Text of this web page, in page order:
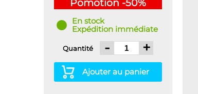
Pomotion -50%
En stock
Expédition immédiate
Quantité - +
Ajouter au panier